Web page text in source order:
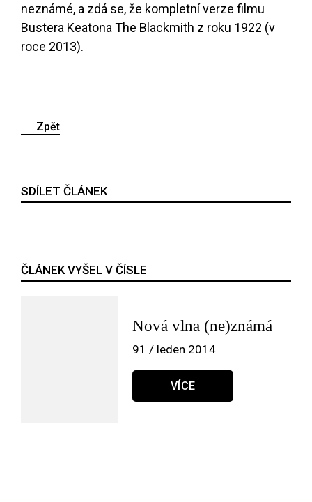
neznámé, a zdá se, že kompletní verze filmu
Bustera Keatona The Blackmith z roku 1922 (v
roce 2013).
Zpět
SDÍLET ČLÁNEK
ČLÁNEK VYŠEL V ČÍSLE
Nová vlna (ne)známá
91 / leden 2014
VÍCE